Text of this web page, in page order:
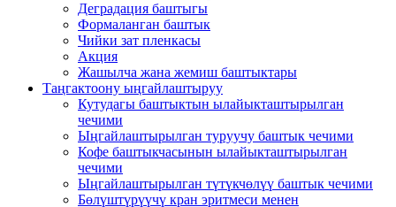
Деградация баштыгы
Формаланган баштык
Чийки зат пленкасы
Акция
Жашылча жана жемиш баштыктары
Таңгактоону ыңгайлаштыруу
Кутудагы баштыктын ылайыкташтырылган
чечими
Ыңгайлаштырылган туруучу баштык чечими
Кофе баштыкчасынын ылайыкташтырылган
чечими
Ыңгайлаштырылган түтүкчөлүү баштык чечими
Бөлүштүрүүчү кран эритмеси менен